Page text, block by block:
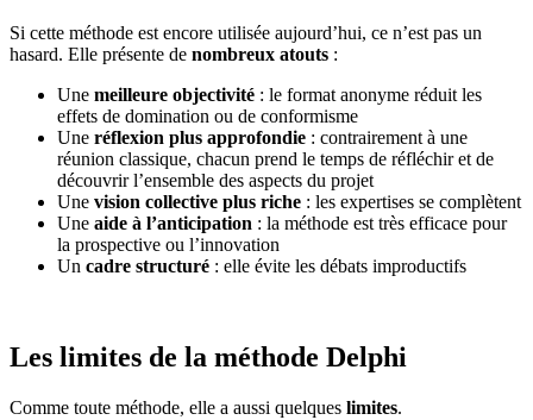
Si cette méthode est encore utilisée aujourd’hui, ce n’est pas un
hasard. Elle présente de nombreux atouts :
Une meilleure objectivité : le format anonyme réduit les
effets de domination ou de conformisme
Une réflexion plus approfondie : contrairement à une
réunion classique, chacun prend le temps de réfléchir et de
découvrir l’ensemble des aspects du projet
Une vision collective plus riche : les expertises se complètent
Une aide à l’anticipation : la méthode est très efficace pour
la prospective ou l’innovation
Un cadre structuré : elle évite les débats improductifs
Les limites de la méthode Delphi
Comme toute méthode, elle a aussi quelques limites.